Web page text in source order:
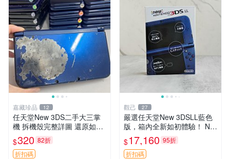
嘉藏珍品 12
任天堂New 3DS二手大三掌
機 拆機殼完整詳圖 還原如新
帶編號發貨 拆機殼 3ds 新款
可玩商品
$320 82折
折扣碼
觀己 27
嚴選任天堂New 3DSLL藍色
版，箱內全新如初體驗！ Nin
tendo 3DSLL 新款掌上遊戲
機 全新未拆封
$17,160 95折
折扣碼